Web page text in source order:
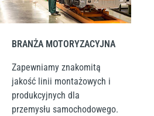
BRANŻA MOTORYZACYJNA
Zapewniamy znakomitą
jakość linii montażowych i
produkcyjnych dla
przemysłu samochodowego.